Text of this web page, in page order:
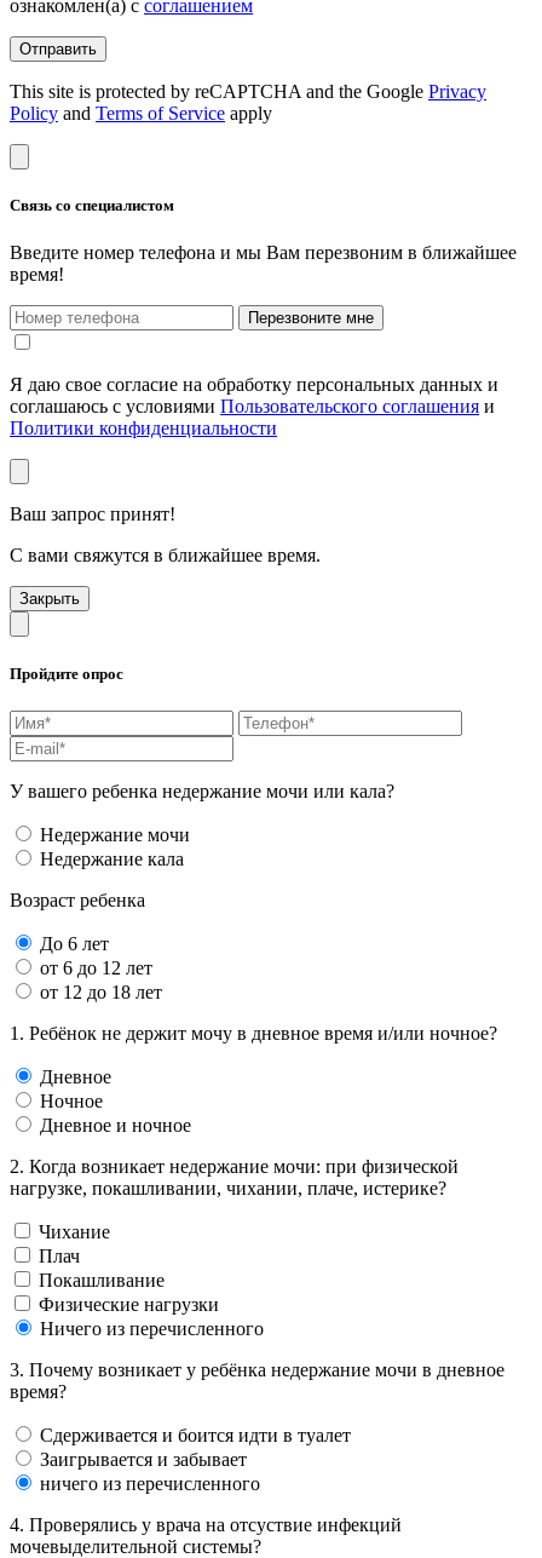
ознакомлен(а) с соглашением
Отправить
This site is protected by reCAPTCHA and the Google Privacy
Policy and Terms of Service apply
Связь со специалистом
Введите номер телефона и мы Вам перезвоним в ближайшее
время!
Перезвоните мне
Я даю свое согласие на обработку персональных данных и
соглашаюсь с условиями Пользовательского соглашения и
Политики конфиденциальности
Ваш запрос принят!
С вами свяжутся в ближайшее время.
Закрыть
Пройдите опрос
У вашего ребенка недержание мочи или кала?
Недержание мочи
Недержание кала
Возраст ребенка
До 6 лет
от 6 до 12 лет
от 12 до 18 лет
1. Ребёнок не держит мочу в дневное время и/или ночное?
Дневное
Ночное
Дневное и ночное
2. Когда возникает недержание мочи: при физической
нагрузке, покашливании, чихании, плаче, истерике?
Чихание
Плач
Покашливание
Физические нагрузки
Ничего из перечисленного
3. Почему возникает у ребёнка недержание мочи в дневное
время?
Сдерживается и боится идти в туалет
Заигрывается и забывает
ничего из перечисленного
4. Проверялись у врача на отсуствие инфекций
мочевыделительной системы?